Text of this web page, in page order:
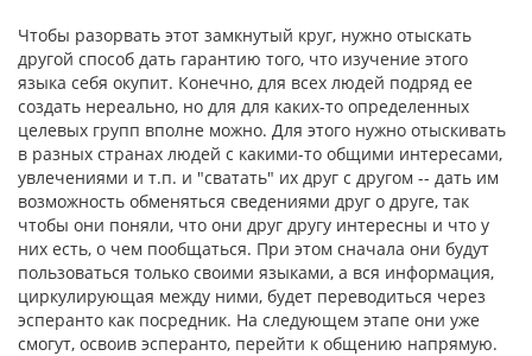
Чтобы разорвать этот замкнутый круг, нужно отыскать
другой способ дать гарантию того, что изучение этого
языка себя окупит. Конечно, для всех людей подряд ее
создать нереально, но для для каких-то определенных
целевых групп вполне можно. Для этого нужно отыскивать
в разных странах людей с какими-то общими интересами,
увлечениями и т.п. и "сватать" их друг с другом -- дать им
возможность обменяться сведениями друг о друге, так
чтобы они поняли, что они друг другу интересны и что у
них есть, о чем пообщаться. При этом сначала они будут
пользоваться только своими языками, а вся информация,
циркулирующая между ними, будет переводиться через
эсперанто как посредник. На следующем этапе они уже
смогут, освоив эсперанто, перейти к общению напрямую.